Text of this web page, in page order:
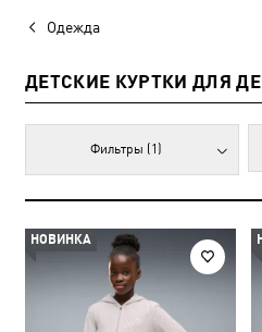
Одежда
ДЕТСКИЕ КУРТКИ ДЛЯ
Фильтры (1)
НОВИНКА